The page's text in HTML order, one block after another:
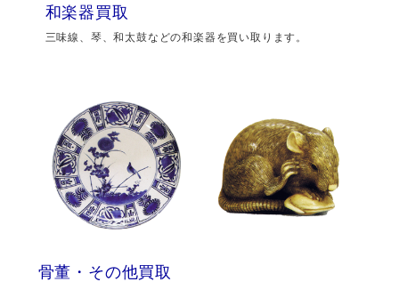
和楽器買取
三味線、琴、和太鼓などの和楽器を買い取ります。
骨董・その他買取